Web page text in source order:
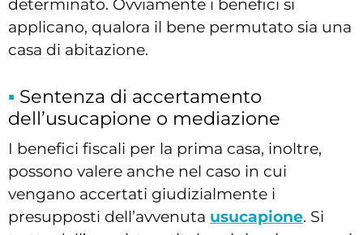
determinato. Ovviamente i benefici si
applicano, qualora il bene permutato sia una
casa di abitazione.
Sentenza di accertamento
dell’usucapione o mediazione
I benefici fiscali per la prima casa, inoltre,
possono valere anche nel caso in cui
vengano accertati giudizialmente i
presupposti dell’avvenuta usucapione. Si